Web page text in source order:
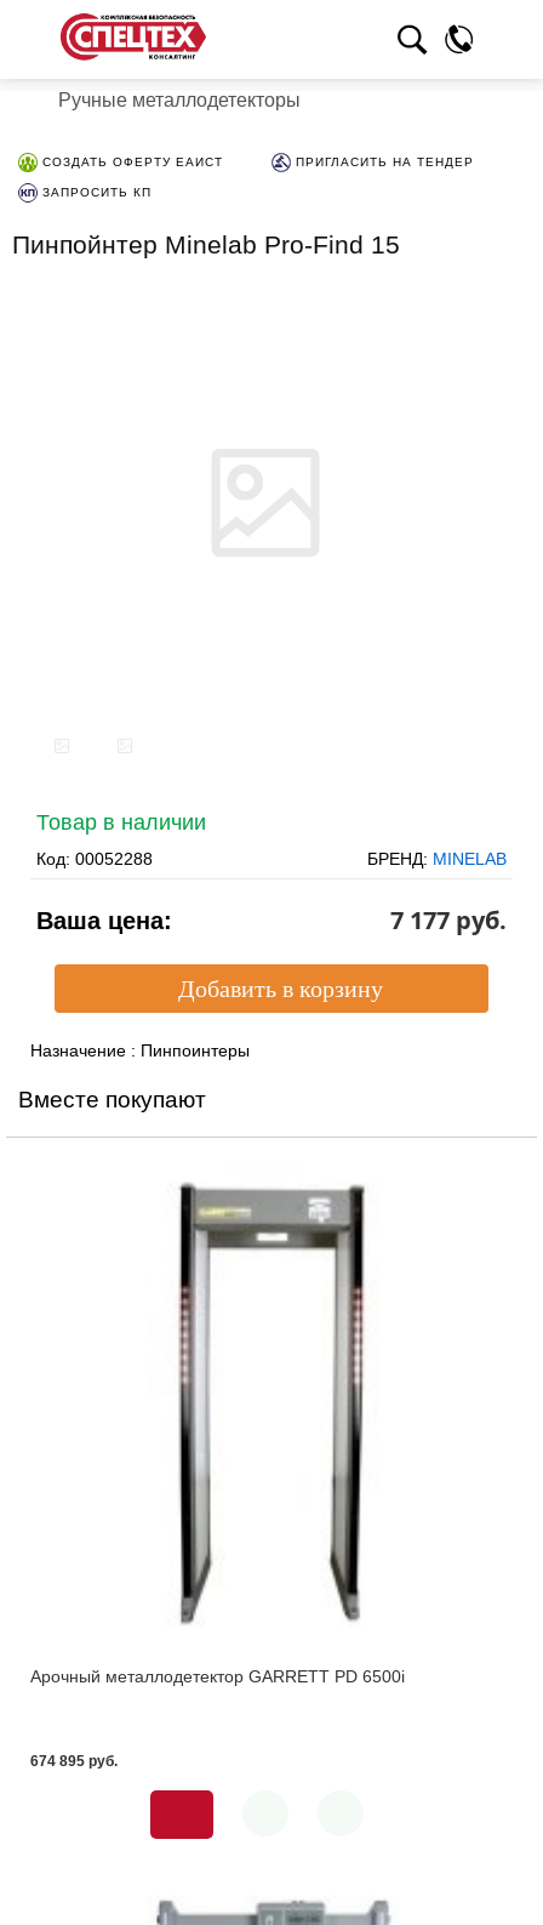
Ручные металлодетекторы
СОЗДАТЬ ОФЕРТУ ЕАИСТ ПРИГЛАСИТЬ НА ТЕНДЕР
ЗАПРОСИТЬ КП
Пинпойнтер Minelab Pro-Find 15
Товар в наличии
Код: 00052288 БРЕНД: MINELAB
Ваша цена: 7 177 pуб.
Назначение : Пинпоинтеры
Вместе покупают
Арочный металлодетектор GARRETT PD 6500i
674 895 pуб.